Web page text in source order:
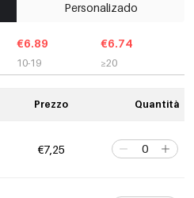
Personalizado
€6.89
10-19
€6.74
≥20
Prezzo Quantità
€7,25